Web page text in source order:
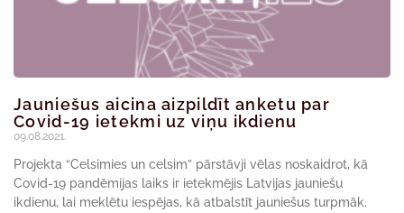
Jauniešus aicina aizpildīt anketu par
Covid-19 ietekmi uz viņu ikdienu
09.08.2021.
Projekta “Celsimies un celsim” pārstāvji vēlas noskaidrot, kā
Covid-19 pandēmijas laiks ir ietekmējis Latvijas jauniešu
ikdienu, lai meklētu iespējas, kā atbalstīt jauniešus turpmāk.